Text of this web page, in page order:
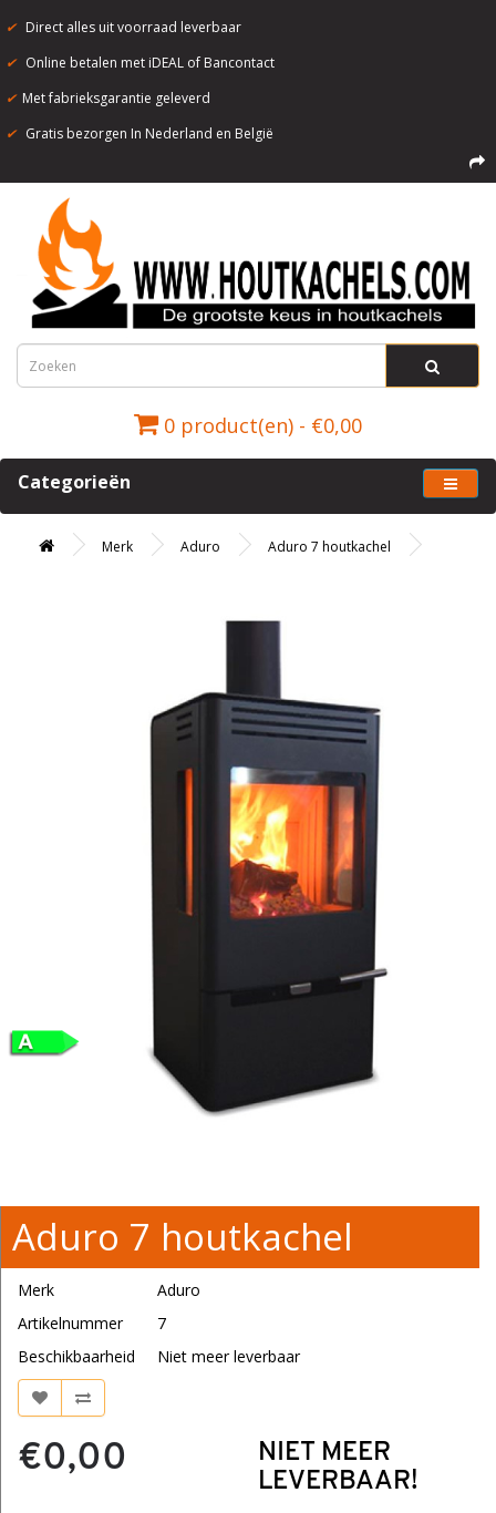
✔ Direct alles uit voorraad leverbaar
✔ Online betalen met iDEAL of Bancontact
✔ Met fabrieksgarantie geleverd
✔ Gratis bezorgen In Nederland en België
0 product(en) - €0,00
Categorieën
Merk Aduro Aduro 7 houtkachel
Aduro 7 houtkachel
Merk
Aduro
Artikelnummer
7
Beschikbaarheid
Niet meer leverbaar
€0,00
NIET MEER
LEVERBAAR!